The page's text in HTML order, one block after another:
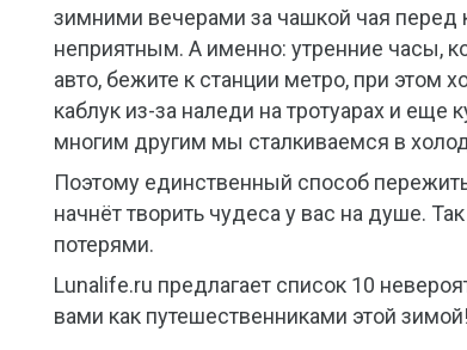
зимними вечерами за чашкой чая
неприятным. А именно: утренние часы,
авто, бежите к станции метро, при этом
каблук из-за наледи на тротуарах и
многим другим мы сталкиваемся в
Поэтому единственный способ
начнёт творить чудеса у вас на душе.
потерями.
Lunalife.ru предлагает список 10
вами как путешественниками этой зимой!